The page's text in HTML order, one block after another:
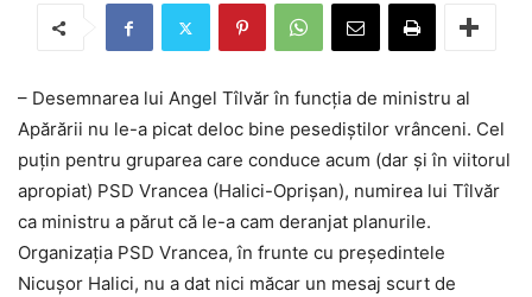
– Desemnarea lui Angel Tîlvăr în funcția de ministru al
Apărării nu le-a picat deloc bine pesediștilor vrânceni. Cel
puțin pentru gruparea care conduce acum (dar și în viitorul
apropiat) PSD Vrancea (Halici-Oprișan), numirea lui Tîlvăr
ca ministru a părut că le-a cam deranjat planurile.
Organizația PSD Vrancea, în frunte cu președintele
Nicușor Halici, nu a dat nici măcar un mesaj scurt de